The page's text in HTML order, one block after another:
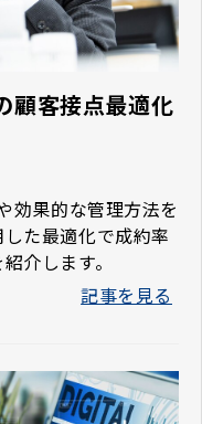
顧客接点最適化
効果的な管理方法を
た最適化で成約率
介します。
記事を見る